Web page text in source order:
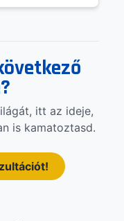
itt az ideje,
is kamatoztasd.